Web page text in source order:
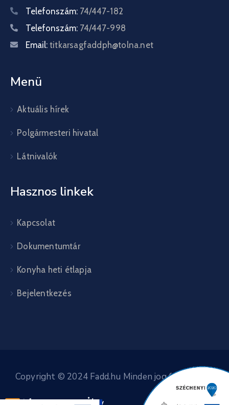
Telefonszám: 74/447-182
Telefonszám: 74/447-998
Email: titkarsagfaddph@tolna.net
Menü
Aktuális hírek
Polgármesteri hivatal
Látnivalók
Hasznos linkek
Kapcsolat
Dokumentumtár
Konyha heti étlapja
Bejelentkezés
Copyright © 2024 Fadd.hu Minden jog fenntartva.